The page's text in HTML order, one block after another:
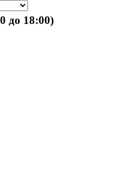
до 18:00)